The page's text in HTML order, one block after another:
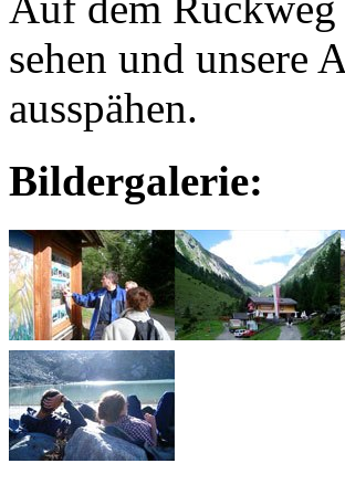
sehen und unsere
ausspähen.
Bildergalerie: